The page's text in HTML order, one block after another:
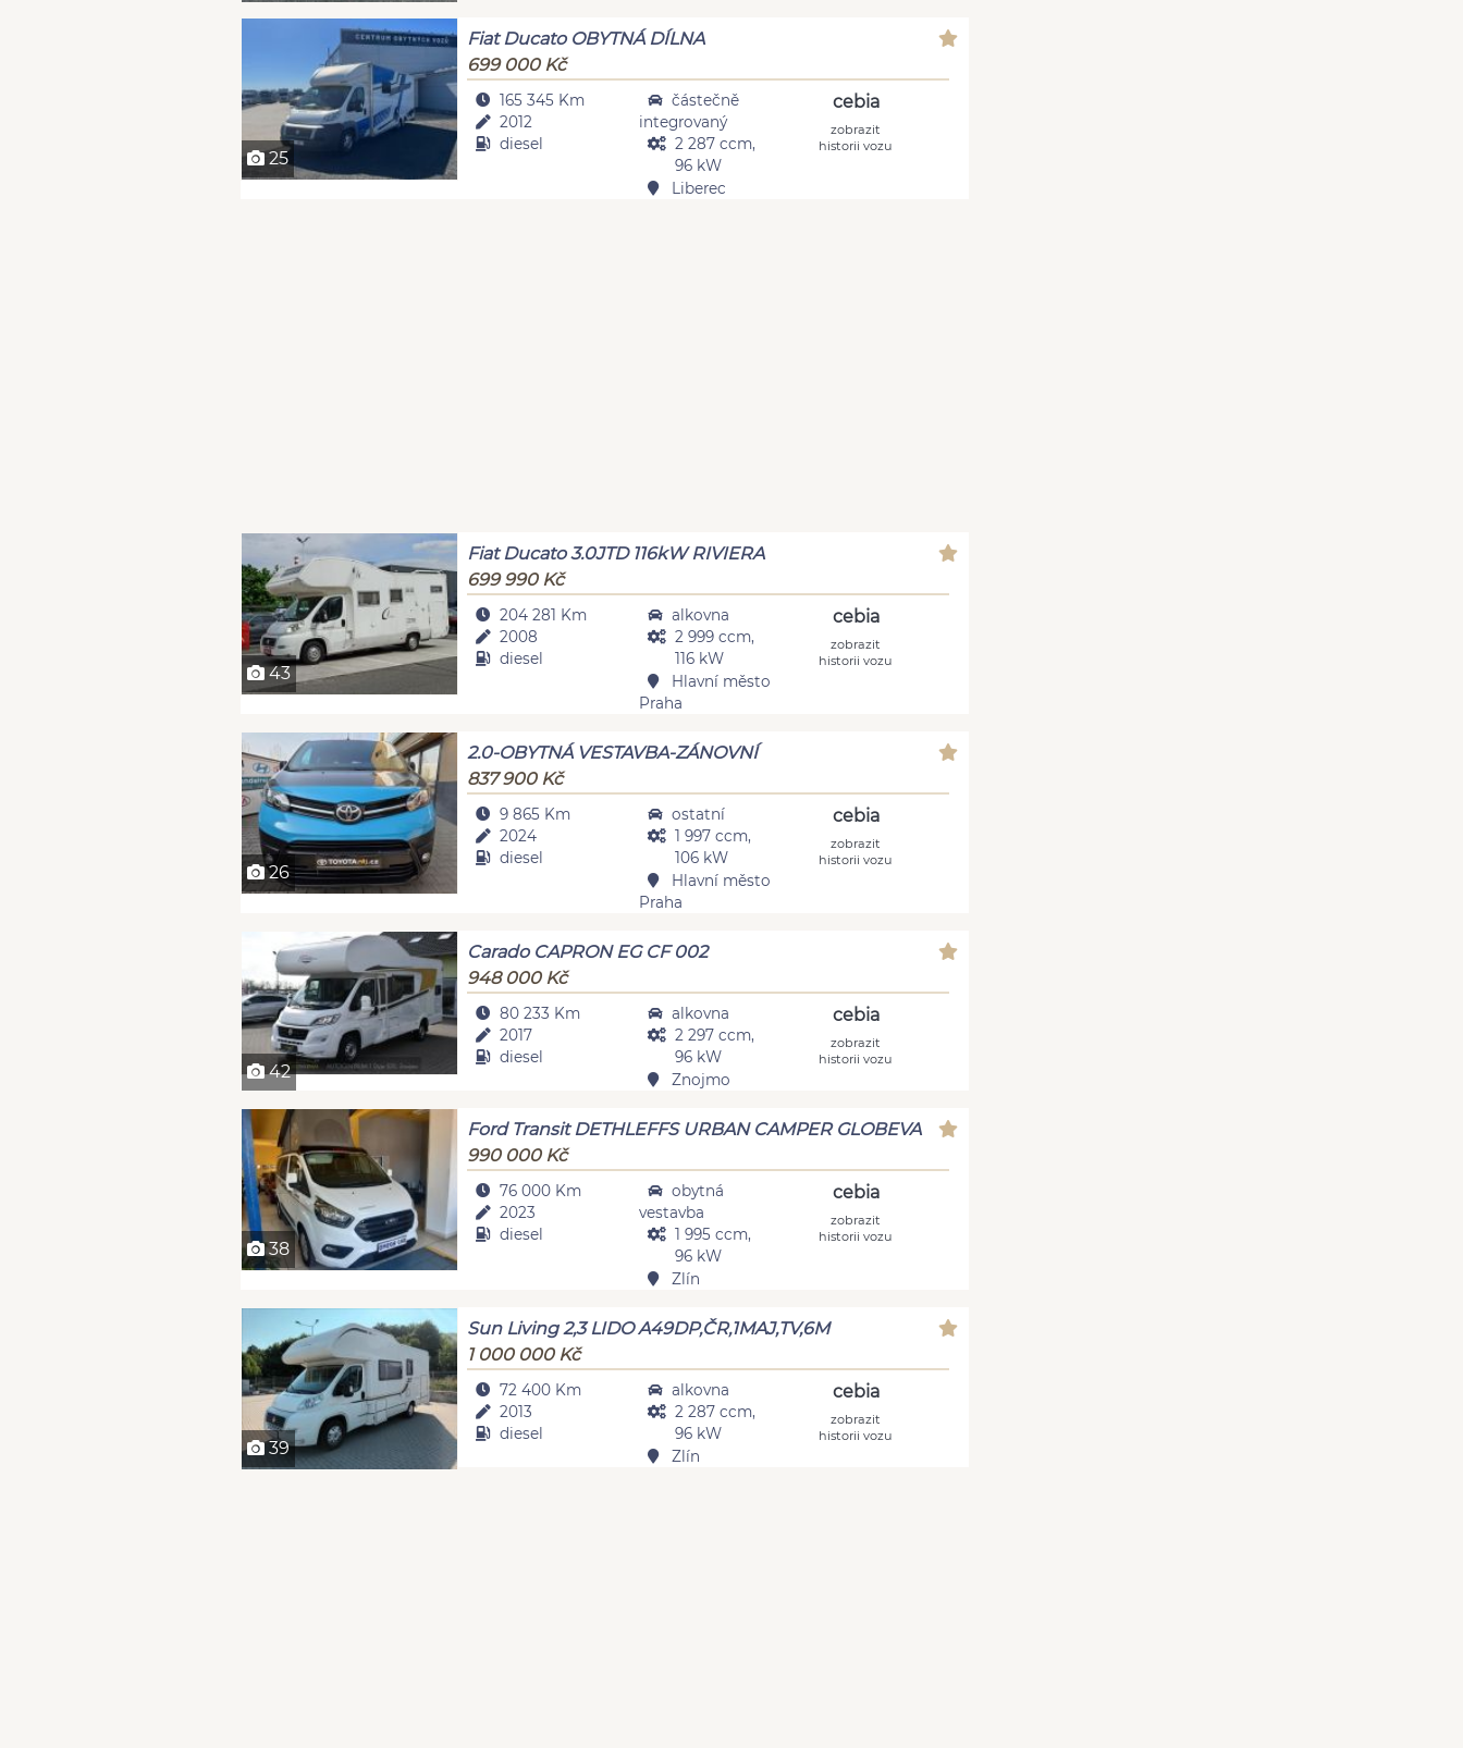
25
Fiat Ducato OBYTNÁ DÍLNA
699 000 Kč
165 345 Km
2012
diesel
částečně
integrovaný
2 287 ccm,
96 kW
Liberec
cebia
zobrazit
historii vozu
43
Fiat Ducato 3.0JTD 116kW RIVIERA
699 990 Kč
204 281 Km
2008
diesel
alkovna
2 999 ccm,
116 kW
Hlavní město
Praha
cebia
zobrazit
historii vozu
26
2.0-OBYTNÁ VESTAVBA-ZÁNOVNÍ
837 900 Kč
9 865 Km
2024
diesel
ostatní
1 997 ccm,
106 kW
Hlavní město
Praha
cebia
zobrazit
historii vozu
42
Carado CAPRON EG CF 002
948 000 Kč
80 233 Km
2017
diesel
alkovna
2 297 ccm,
96 kW
Znojmo
cebia
zobrazit
historii vozu
38
Ford Transit DETHLEFFS URBAN CAMPER GLOBEVA
990 000 Kč
76 000 Km
2023
diesel
obytná
vestavba
1 995 ccm,
96 kW
Zlín
cebia
zobrazit
historii vozu
39
Sun Living 2,3 LIDO A49DP,ČR,1MAJ,TV,6M
1 000 000 Kč
72 400 Km
2013
diesel
alkovna
2 287 ccm,
96 kW
Zlín
cebia
zobrazit
historii vozu